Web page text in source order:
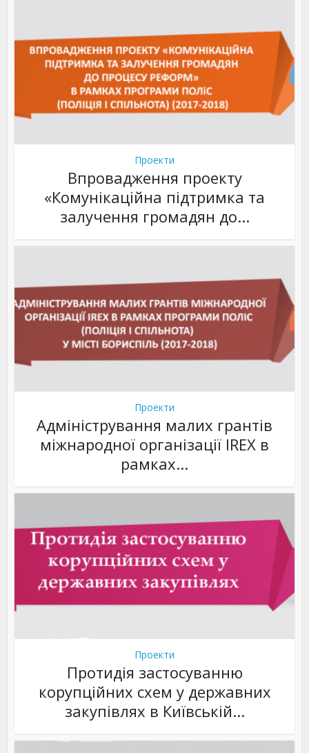
Проекти
Впровадження проекту
«Комунікаційна підтримка та
залучення громадян до...
Проекти
Адміністрування малих грантів
міжнародної організації IREX в
рамках...
Проекти
Протидія застосуванню
корупційних схем у державних
закупівлях в Київській...